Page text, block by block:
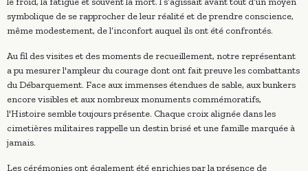
symbolique de se rapprocher de leur réalité et de prendre conscience,
même modestement, de l’inconfort auquel ils ont été confrontés.
Au fil des visites et des moments de recueillement, notre représentant
a pu mesurer l'ampleur du courage dont ont fait preuve les combattants
du Débarquement. Face aux immenses étendues de sable, aux bunkers
encore visibles et aux nombreux monuments commémoratifs,
l'Histoire semble toujours présente. Chaque croix alignée dans les
cimetières militaires rappelle un destin brisé et une famille marquée à
jamais.
Les cérémonies ont également été enrichies par la présence de